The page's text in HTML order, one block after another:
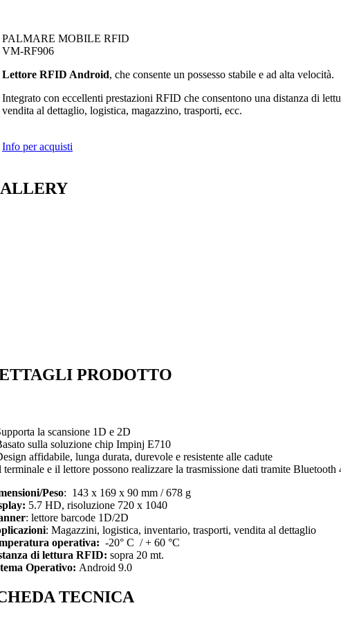
PALMARE MOBILE RFID
VM-RF906
Lettore RFID Android, che consente un possesso stabile e ad alta velocità.
Integrato con eccellenti prestazioni RFID che consentono una distanza di
vendita al dettaglio, logistica, magazzino, trasporti, ecc.
Info per acquisti
PRODOTTO
la scansione 1D e 2D
sulla soluzione chip Impinj E710
affidabile, lunga durata, durevole e resistente alle cadute
terminale e il lettore possono realizzare la trasmissione dati tramite
Peso: 143 x 169 x 90 mm / 678 g
5.7 HD, risoluzione 720 x 1040
: lettore barcode 1D/2D
: Magazzini, logistica, inventario, trasporti, vendita al dettaglio
operativa:-20° C / + 60 °C
di lettura RFID:sopra 20 mt.
Operativo: Android 9.0
TECNICA